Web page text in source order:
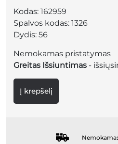
Kodas: 162959
Spalvos kodas: 1326
Dydis: 56
Nemokamas pristatymas
Greitas Išsiuntimas -
Į krepšelį